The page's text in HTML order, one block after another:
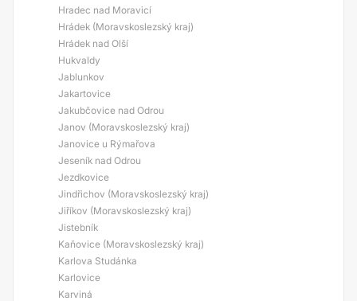
Hradec nad Moravicí
Hrádek (Moravskoslezský kraj)
Hrádek nad Olší
Hukvaldy
Jablunkov
Jakartovice
Jakubčovice nad Odrou
Janov (Moravskoslezský kraj)
Janovice u Rýmařova
Jeseník nad Odrou
Jezdkovice
Jindřichov (Moravskoslezský kraj)
Jiříkov (Moravskoslezský kraj)
Jistebník
Kaňovice (Moravskoslezský kraj)
Karlova Studánka
Karlovice
Karviná